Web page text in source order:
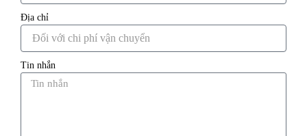
Địa chỉ
Tin nhắn